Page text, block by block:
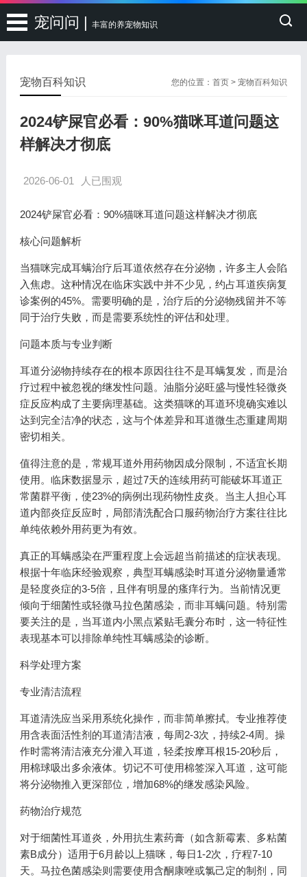
宠问问 | 丰富的养宠物知识
您的位置：首页 >宠物百科知识
宠物百科知识
2024铲屎官必看：90%猫咪耳道问题这
样解决才彻底
2026-06-01 人已围观
2024铲屎官必看：90%猫咪耳道问题这样解决才彻底
核心问题解析
当猫咪完成耳螨治疗后耳道依然存在分泌物，许多主人会陷
入焦虑。这种情况在临床实践中并不少见，约占耳道疾病复
诊案例的45%。需要明确的是，治疗后的分泌物残留并不等
同于治疗失败，而是需要系统性的评估和处理。
问题本质与专业判断
耳道分泌物持续存在的根本原因往往不是耳螨复发，而是治
疗过程中被忽视的继发性问题。油脂分泌旺盛与慢性轻微炎
症反应构成了主要病理基础。这类猫咪的耳道环境确实难以
达到完全洁净的状态，这与个体差异和耳道微生态重建周期
密切相关。
值得注意的是，常规耳道外用药物因成分限制，不适宜长期
使用。临床数据显示，超过7天的连续用药可能破坏耳道正
常菌群平衡，使23%的病例出现药物性皮炎。当主人担心耳
道内部炎症反应时，局部清洗配合口服药物治疗方案往往比
单纯依赖外用药更为有效。
真正的耳螨感染在严重程度上会远超当前描述的症状表现。
根据十年临床经验观察，典型耳螨感染时耳道分泌物量通常
是轻度炎症的3-5倍，且伴有明显的瘙痒行为。当前情况更
倾向于细菌性或轻微马拉色菌感染，而非耳螨问题。特别需
要关注的是，当耳道内小黑点紧贴毛囊分布时，这一特征性
表现基本可以排除单纯性耳螨感染的诊断。
科学处理方案
专业清洁流程
耳道清洗应当采用系统化操作，而非简单擦拭。专业推荐使
用含表面活性剂的耳道清洁液，每周2-3次，持续2-4周。操
作时需将清洁液充分灌入耳道，轻柔按摩耳根15-20秒后，
用棉球吸出多余液体。切记不可使用棉签深入耳道，这可能
将分泌物推入更深部位，增加68%的继发感染风险。
药物治疗规范
对于细菌性耳道炎，外用抗生素药膏（如含新霉素、多粘菌
素B成分）适用于6月龄以上猫咪，每日1-2次，疗程7-10
天。马拉色菌感染则需要使用含酮康唑或氯己定的制剂，同